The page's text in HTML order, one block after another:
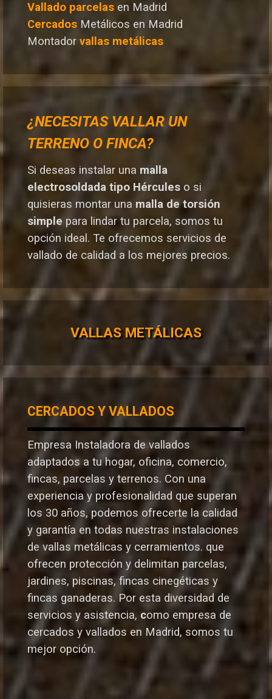
Vallado parcelas en Madrid
Cercados Metálicos en Madrid
Montador vallas metálicas
¿NECESITAS VALLAR UN
TERRENO O FINCA?
Si deseas instalar una malla
electrosoldada tipo Hércules o si
quisieras montar una malla de torsión
simple para lindar tu parcela, somos tu
opción ideal. Te ofrecemos servicios de
vallado de calidad a los mejores precios.
VALLAS METÁLICAS
CERCADOS Y VALLADOS
Empresa Instaladora de vallados
adaptados a tu hogar, oficina, comercio,
fincas, parcelas y terrenos. Con una
experiencia y profesionalidad que superan
los 30 años, podemos ofrecerte la calidad
y garantía en todas nuestras instalaciones
de vallas metálicas y cerramientos. que
ofrecen protección y delimitan parcelas,
jardines, piscinas, fincas cinegéticas y
fincas ganaderas. Por esta diversidad de
servicios y asistencia, como empresa de
cercados y vallados en Madrid, somos tu
mejor opción.